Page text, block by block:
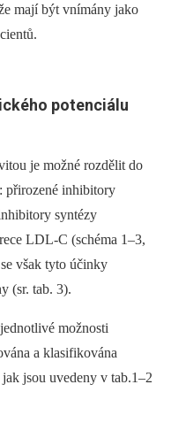
mají být vnímány jako
potenciálu
je možné rozdělit do
přirozené inhibitory
syntézy
LDL-C (schéma 1–3,
však tyto účinky
(sr. tab. 3).
možnosti
a klasifikována
jsou uvedeny v tab.1–2